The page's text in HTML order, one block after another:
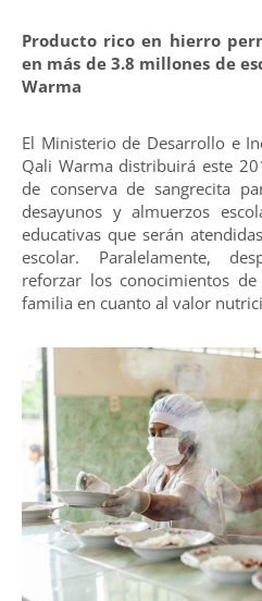
Producto rico en hierro
en más de 3.8 millones de
Warma
El Ministerio de Desarrollo e
Qali Warma distribuirá este
de conserva de sangrecita
desayunos y almuerzos
educativas que serán
escolar. Paralelamente,
reforzar los conocimientos
familia en cuanto al valor